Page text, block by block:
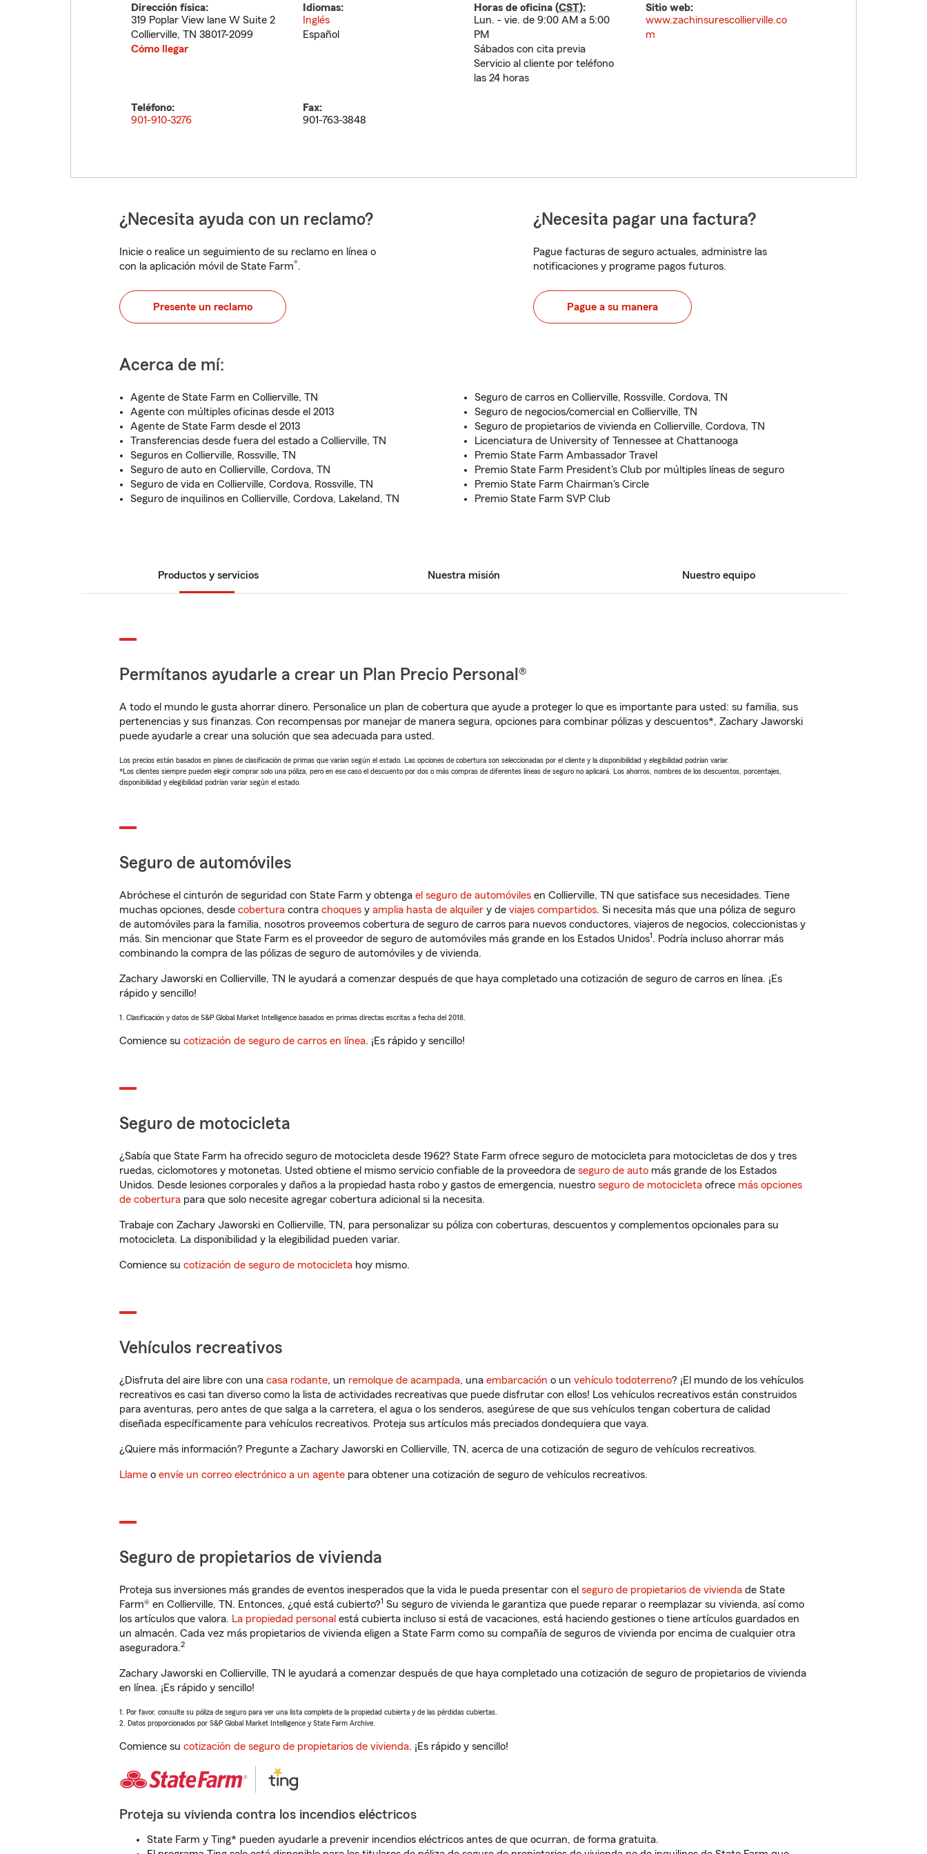
Dirección física:
319 Poplar View lane W Suite 2
Collierville, TN 38017-2099
Cómo llegar
Idiomas:
Inglés
Español
Horas de oficina (CST):
Lun. - vie. de 9:00 AM a 5:00
PM
Sábados con cita previa
Servicio al cliente por teléfono
las 24 horas
Sitio web:
www.zachinsurescollierville.co
m
Teléfono:
901-910-3276
Fax:
901-763-3848
¿Necesita ayuda con un reclamo?
Inicie o realice un seguimiento de su reclamo en línea o
con la aplicación móvil de State Farm®.
Presente un reclamo
¿Necesita pagar una factura?
Pague facturas de seguro actuales, administre las
notificaciones y programe pagos futuros.
Pague a su manera
Acerca de mí:
Agente de State Farm en Collierville, TN
Agente con múltiples oficinas desde el 2013
Agente de State Farm desde el 2013
Transferencias desde fuera del estado a Collierville, TN
Seguros en Collierville, Rossville, TN
Seguro de auto en Collierville, Cordova, TN
Seguro de vida en Collierville, Cordova, Rossville, TN
Seguro de inquilinos en Collierville, Cordova, Lakeland, TN
Seguro de carros en Collierville, Rossville, Cordova, TN
Seguro de negocios/comercial en Collierville, TN
Seguro de propietarios de vivienda en Collierville, Cordova, TN
Licenciatura de University of Tennessee at Chattanooga
Premio State Farm Ambassador Travel
Premio State Farm President's Club por múltiples líneas de seguro
Premio State Farm Chairman's Circle
Premio State Farm SVP Club
Productos y servicios Nuestra misión Nuestro equipo
Permítanos ayudarle a crear un Plan Precio Personal®
A todo el mundo le gusta ahorrar dinero. Personalice un plan de cobertura que ayude a proteger lo que es importante para usted: su familia, sus
pertenencias y sus finanzas. Con recompensas por manejar de manera segura, opciones para combinar pólizas y descuentos*, Zachary Jaworski
puede ayudarle a crear una solución que sea adecuada para usted.
Los precios están basados en planes de clasificación de primas que varían según el estado. Las opciones de cobertura son seleccionadas por el cliente y la disponibilidad y elegibilidad podrían variar.
*Los clientes siempre pueden elegir comprar solo una póliza, pero en ese caso el descuento por dos o más compras de diferentes líneas de seguro no aplicará. Los ahorros, nombres de los descuentos, porcentajes,
disponibilidad y elegibilidad podrían variar según el estado.
Seguro de automóviles
Abróchese el cinturón de seguridad con State Farm y obtenga el seguro de automóviles en Collierville, TN que satisface sus necesidades. Tiene
muchas opciones, desde cobertura contra choques y amplia hasta de alquiler y de viajes compartidos. Si necesita más que una póliza de seguro
de automóviles para la familia, nosotros proveemos cobertura de seguro de carros para nuevos conductores, viajeros de negocios, coleccionistas y
más. Sin mencionar que State Farm es el proveedor de seguro de automóviles más grande en los Estados Unidos1. Podría incluso ahorrar más
combinando la compra de las pólizas de seguro de automóviles y de vivienda.
Zachary Jaworski en Collierville, TN le ayudará a comenzar después de que haya completado una cotización de seguro de carros en línea. ¡Es
rápido y sencillo!
1. Clasificación y datos de S&P Global Market Intelligence basados en primas directas escritas a fecha del 2018.
Comience su cotización de seguro de carros en línea. ¡Es rápido y sencillo!
Seguro de motocicleta
¿Sabía que State Farm ha ofrecido seguro de motocicleta desde 1962? State Farm ofrece seguro de motocicleta para motocicletas de dos y tres
ruedas, ciclomotores y motonetas. Usted obtiene el mismo servicio confiable de la proveedora de seguro de auto más grande de los Estados
Unidos. Desde lesiones corporales y daños a la propiedad hasta robo y gastos de emergencia, nuestro seguro de motocicleta ofrece más opciones
de cobertura para que solo necesite agregar cobertura adicional si la necesita.
Trabaje con Zachary Jaworski en Collierville, TN, para personalizar su póliza con coberturas, descuentos y complementos opcionales para su
motocicleta. La disponibilidad y la elegibilidad pueden variar.
Comience su cotización de seguro de motocicleta hoy mismo.
Vehículos recreativos
¿Disfruta del aire libre con una casa rodante, un remolque de acampada, una embarcación o un vehículo todoterreno? ¡El mundo de los vehículos
recreativos es casi tan diverso como la lista de actividades recreativas que puede disfrutar con ellos! Los vehículos recreativos están construidos
para aventuras, pero antes de que salga a la carretera, el agua o los senderos, asegúrese de que sus vehículos tengan cobertura de calidad
diseñada específicamente para vehículos recreativos. Proteja sus artículos más preciados dondequiera que vaya.
¿Quiere más información? Pregunte a Zachary Jaworski en Collierville, TN, acerca de una cotización de seguro de vehículos recreativos.
Llame o envíe un correo electrónico a un agente para obtener una cotización de seguro de vehículos recreativos.
Seguro de propietarios de vivienda
Proteja sus inversiones más grandes de eventos inesperados que la vida le pueda presentar con el seguro de propietarios de vivienda de State
Farm® en Collierville, TN. Entonces, ¿qué está cubierto?1 Su seguro de vivienda le garantiza que puede reparar o reemplazar su vivienda, así como
los artículos que valora. La propiedad personal está cubierta incluso si está de vacaciones, está haciendo gestiones o tiene artículos guardados en
un almacén. Cada vez más propietarios de vivienda eligen a State Farm como su compañía de seguros de vivienda por encima de cualquier otra
aseguradora.2
Zachary Jaworski en Collierville, TN le ayudará a comenzar después de que haya completado una cotización de seguro de propietarios de vivienda
en línea. ¡Es rápido y sencillo!
1. Por favor, consulte su póliza de seguro para ver una lista completa de la propiedad cubierta y de las pérdidas cubiertas.
2. Datos proporcionados por S&P Global Market Intelligence y State Farm Archive.
Comience su cotización de seguro de propietarios de vivienda. ¡Es rápido y sencillo!
Proteja su vivienda contra los incendios eléctricos
State Farm y Ting* pueden ayudarle a prevenir incendios eléctricos antes de que ocurran, de forma gratuita.